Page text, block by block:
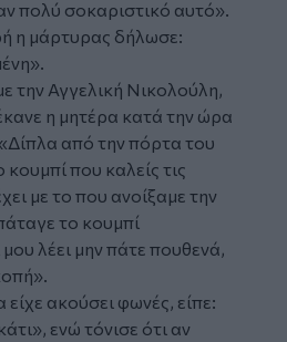
πολύ σοκαριστικό αυτό».
η μάρτυρας δήλωσε:
την Αγγελική Νικολούλη,
η μητέρα κατά την ώρα
από την πόρτα του
που καλείς τις
με το που ανοίξαμε την
το κουμπί
λέει μην πάτε πουθενά,
είχε ακούσει φωνές, είπε:
ενώ τόνισε ότι αν